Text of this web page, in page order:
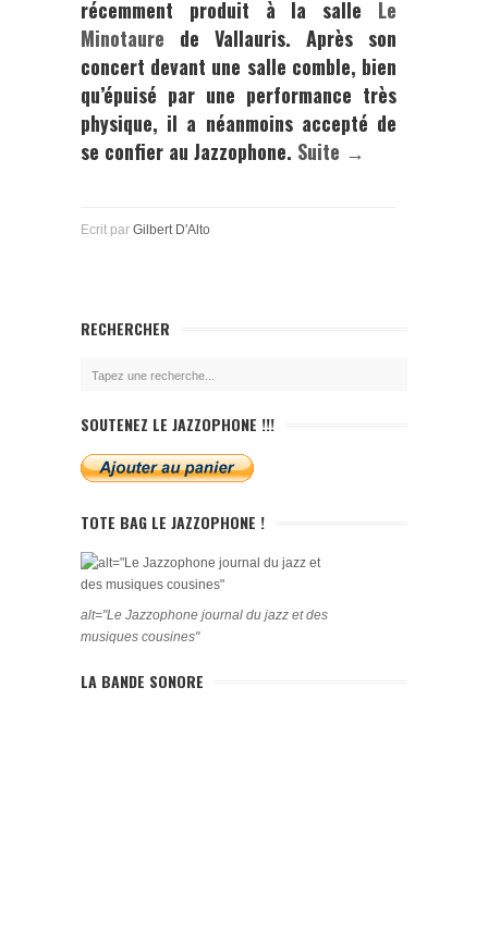
récemment produit à la salle Le
Minotaure de Vallauris. Après son
concert devant une salle comble, bien
qu’épuisé par une performance très
physique, il a néanmoins accepté de
se confier au Jazzophone. Suite →
Ecrit par Gilbert D'Alto
RECHERCHER
SOUTENEZ LE JAZZOPHONE !!!
TOTE BAG LE JAZZOPHONE !
alt="Le Jazzophone journal du jazz et des
musiques cousines"
LA BANDE SONORE